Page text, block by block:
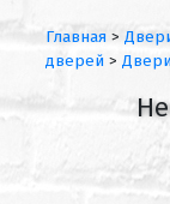
Главная >
дверей >